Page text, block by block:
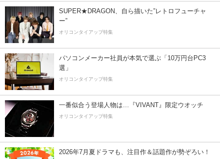
SUPER★DRAGON、自ら描いた”レトロフューチャ
ー”
オリコンタイアップ特集
パソコンメーカー社員が本気で選ぶ「10万円台PC3
選」
オリコンタイアップ特集
一番似合う登場人物は…『VIVANT』限定ウオッチ
オリコンタイアップ特集
2026年7月夏ドラマも、注目作＆話題作が勢ぞろい！